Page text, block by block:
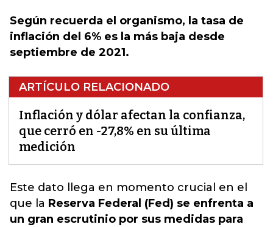
Según recuerda el organismo, la tasa de
inflación del 6% es la más baja desde
septiembre de 2021.
ARTÍCULO RELACIONADO
Inflación y dólar afectan la confianza,
que cerró en -27,8% en su última
medición
Este dato llega en momento crucial en el
que la Reserva Federal (Fed) se enfrenta a
un gran escrutinio por sus medidas para